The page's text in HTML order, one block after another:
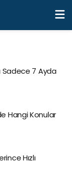
Sadece 7 Ayda
Hangi Konular
Hızlı